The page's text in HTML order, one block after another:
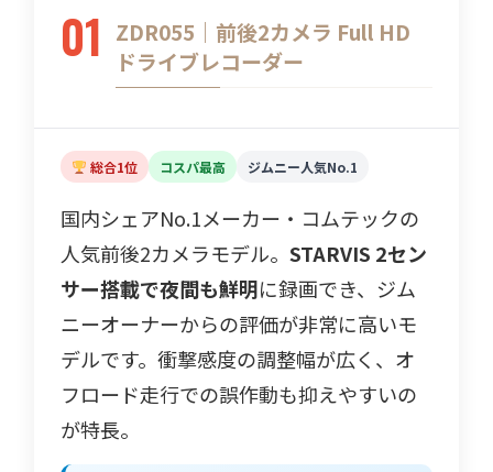
01 ZDR055｜前後2カメラ Full HD
ドライブレコーダー
総合1位 コスパ最高 ジムニー人気No.1
国内シェアNo.1メーカー・コムテックの
人気前後2カメラモデル。 STARVIS 2セン
サー搭載で夜間も鮮明に録画でき、ジム
ニーオーナーからの評価が非常に高いモ
デルです。衝撃感度の調整幅が広く、オ
フロード走行での誤作動も抑えやすいの
が特長。